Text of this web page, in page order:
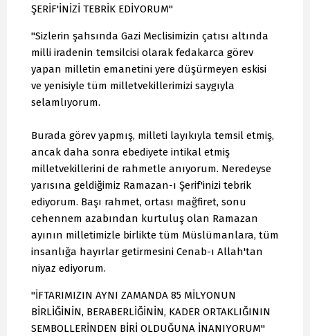
ŞERİF'İNİZİ TEBRİK EDİYORUM"
"Sizlerin şahsında Gazi Meclisimizin çatısı altında
milli iradenin temsilcisi olarak fedakarca görev
yapan milletin emanetini yere düşürmeyen eskisi
ve yenisiyle tüm milletvekillerimizi saygıyla
selamlıyorum.
Burada görev yapmış, milleti layıkıyla temsil etmiş,
ancak daha sonra ebediyete intikal etmiş
milletvekillerini de rahmetle anıyorum. Neredeyse
yarısına geldiğimiz Ramazan-ı Şerif'inizi tebrik
ediyorum. Başı rahmet, ortası mağfiret, sonu
cehennem azabından kurtuluş olan Ramazan
ayının milletimizle birlikte tüm Müslümanlara, tüm
insanlığa hayırlar getirmesini Cenab-ı Allah'tan
niyaz ediyorum.
"İFTARIMIZIN AYNI ZAMANDA 85 MİLYONUN
BİRLİĞİNİN, BERABERLİĞİNİN, KADER ORTAKLIĞININ
SEMBOLLERİNDEN BİRİ OLDUĞUNA İNANIYORUM"